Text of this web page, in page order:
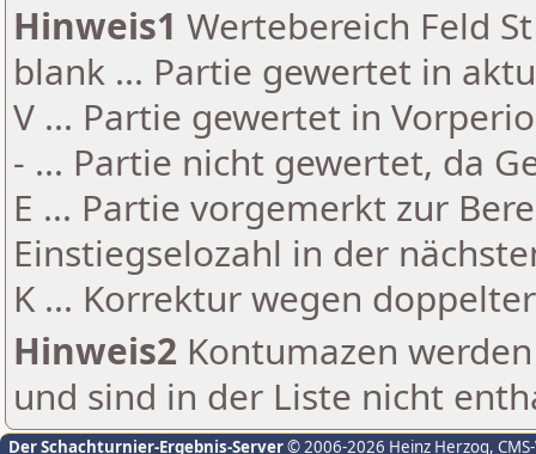
Hinweis1 Wertebereich Feld
blank ... Partie gewertet in
V ... Partie gewertet in
- ... Partie nicht gewertet, da
E ... Partie vorgemerkt zur
Einstiegselozahl in der
K ... Korrektur wegen
Hinweis2 Kontumazen
und sind in der Liste nicht
Der Schachturnier-Ergebnis-Server© 2006-2026 Heinz Herzog,